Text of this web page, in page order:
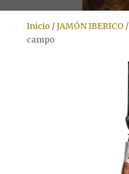
Inicio /JAMÓN IBERICO /
campo